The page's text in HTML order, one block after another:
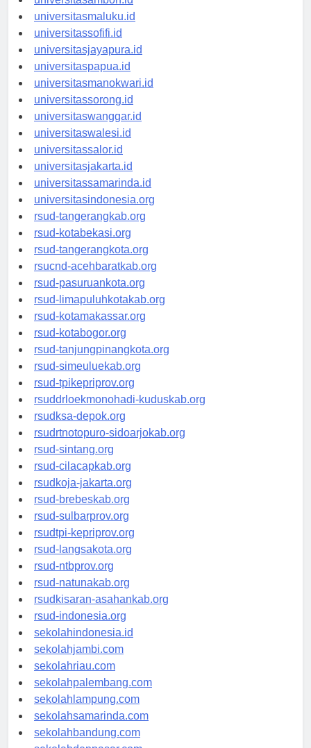
universitasambon.id
universitasmaluku.id
universitassofifi.id
universitasjayapura.id
universitaspapua.id
universitasmanokwari.id
universitassorong.id
universitaswanggar.id
universitaswalesi.id
universitassalor.id
universitasjakarta.id
universitassamarinda.id
universitasindonesia.org
rsud-tangerangkab.org
rsud-kotabekasi.org
rsud-tangerangkota.org
rsucnd-acehbaratkab.org
rsud-pasuruankota.org
rsud-limapuluhkotakab.org
rsud-kotamakassar.org
rsud-kotabogor.org
rsud-tanjungpinangkota.org
rsud-simeuluekab.org
rsud-tpikepriprov.org
rsuddrloekmonohadi-kuduskab.org
rsudksa-depok.org
rsudrtnotopuro-sidoarjokab.org
rsud-sintang.org
rsud-cilacapkab.org
rsudkoja-jakarta.org
rsud-brebeskab.org
rsud-sulbarprov.org
rsudtpi-kepriprov.org
rsud-langsakota.org
rsud-ntbprov.org
rsud-natunakab.org
rsudkisaran-asahankab.org
rsud-indonesia.org
sekolahindonesia.id
sekolahjambi.com
sekolahriau.com
sekolahpalembang.com
sekolahlampung.com
sekolahsamarinda.com
sekolahbandung.com